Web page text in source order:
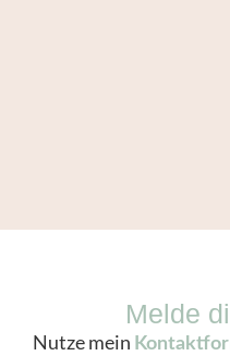
Melde
Nutze mein